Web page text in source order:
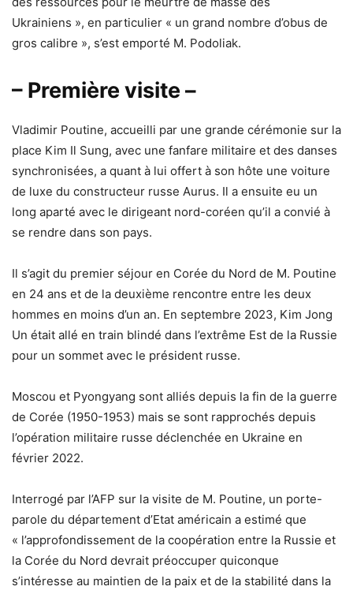
Ukrainiens », en particulier « un grand nombre d’obus de
gros calibre », s’est emporté M. Podoliak.
– Première visite –
Vladimir Poutine, accueilli par une grande cérémonie sur la
place Kim Il Sung, avec une fanfare militaire et des danses
synchronisées, a quant à lui offert à son hôte une voiture
de luxe du constructeur russe Aurus. Il a ensuite eu un
long aparté avec le dirigeant nord-coréen qu’il a convié à
se rendre dans son pays.
Il s’agit du premier séjour en Corée du Nord de M. Poutine
en 24 ans et de la deuxième rencontre entre les deux
hommes en moins d’un an. En septembre 2023, Kim Jong
Un était allé en train blindé dans l’extrême Est de la Russie
pour un sommet avec le président russe.
Moscou et Pyongyang sont alliés depuis la fin de la guerre
de Corée (1950-1953) mais se sont rapprochés depuis
l’opération militaire russe déclenchée en Ukraine en
février 2022.
Interrogé par l’AFP sur la visite de M. Poutine, un porte-
parole du département d’Etat américain a estimé que
« l’approfondissement de la coopération entre la Russie et
la Corée du Nord devrait préoccuper quiconque
s’intéresse au maintien de la paix et de la stabilité dans la